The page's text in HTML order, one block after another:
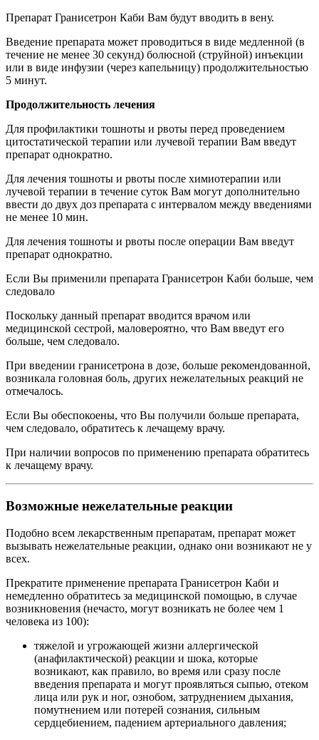
Препарат Гранисетрон Каби Вам будут вводить в вену.
Введение препарата может проводиться в виде медленной (в
течение не менее 30 секунд) болюсной (струйной) инъекции
или в виде инфузии (через капельницу) продолжительностью
5 минут.
Продолжительность лечения
Для профилактики тошноты и рвоты перед проведением
цитостатической терапии или лучевой терапии Вам введут
препарат однократно.
Для лечения тошноты и рвоты после химиотерапии или
лучевой терапии в течение суток Вам могут дополнительно
ввести до двух доз препарата с интервалом между введениями
не менее 10 мин.
Для лечения тошноты и рвоты после операции Вам введут
препарат однократно.
Если Вы применили препарата Гранисетрон Каби больше, чем
следовало
Поскольку данный препарат вводится врачом или
медицинской сестрой, маловероятно, что Вам введут его
больше, чем следовало.
При введении гранисетрона в дозе, больше рекомендованной,
возникала головная боль, других нежелательных реакций не
отмечалось.
Если Вы обеспокоены, что Вы получили больше препарата,
чем следовало, обратитесь к лечащему врачу.
При наличии вопросов по применению препарата обратитесь
к лечащему врачу.
Возможные нежелательные реакции
Подобно всем лекарственным препаратам, препарат может
вызывать нежелательные реакции, однако они возникают не у
всех.
Прекратите применение препарата Гранисетрон Каби и
немедленно обратитесь за медицинской помощью, в случае
возникновения (нечасто, могут возникать не более чем 1
человека из 100):
тяжелой и угрожающей жизни аллергической
(анафилактической) реакции и шока, которые
возникают, как правило, во время или сразу после
введения препарата и могут проявляться сыпью, отеком
лица или рук и ног, ознобом, затруднением дыхания,
помутнением или потерей сознания, сильным
сердцебиением, падением артериального давления;